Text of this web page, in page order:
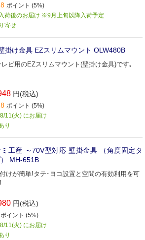
ポイント (5%)
荷後のお届け ※9月上旬以降入荷予定
寄せ
掛け金具 EZスリムマウント OLW480B
レビ用のEZスリムマウント(壁掛け金具)です｡
円(税込)
ポイント (5%)
11(火) にお届け
り
工産 ～70V型対応 壁掛金具 （角度固定タ
MH-651B
けが簡単!タテ･ヨコ設置と空間の有効利用を可
円(税込)
ポイント (5%)
11(火) にお届け
り